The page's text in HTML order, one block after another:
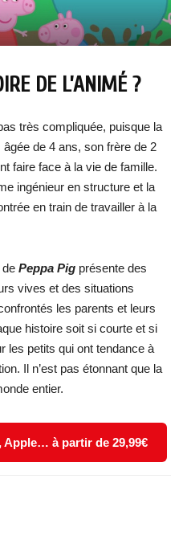
DE L’ANIMÉ ?
très compliquée, puisque la
de 4 ans, son frère de 2
faire face à la vie de famille.
ingénieur en structure et la
en train de travailler à la
Peppa Pig présente des
vives et des situations
les parents et leurs
histoire soit si courte et si
les petits qui ont tendance à
Il n’est pas étonnant que la
entier.
Apple… à partir de 29,99€